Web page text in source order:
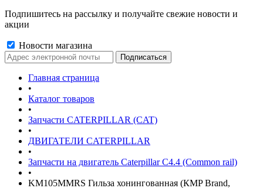
Подпишитесь на рассылку и получайте свежие новости и
акции
Новости магазина
Главная страница
•
Каталог товаров
•
Запчасти CATERPILLAR (CAT)
•
ДВИГАТЕЛИ CATERPILLAR
•
Запчасти на двигатель Caterpillar С4.4 (Common rail)
•
KM105MMRS Гильза хонингованная (КMP Brand,